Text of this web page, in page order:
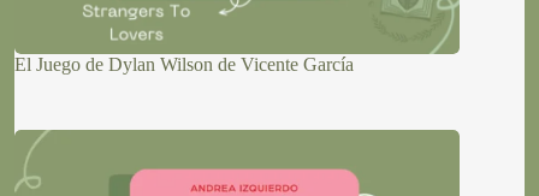
El Juego de Dylan Wilson de Vicente García